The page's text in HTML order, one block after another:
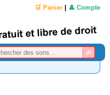
🛒 Panier 👤 Compte